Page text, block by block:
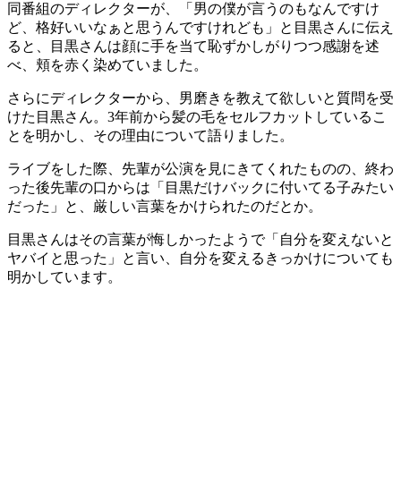
同番組のディレクターが、「男の僕が言うのもなんですけ
ど、格好いいなぁと思うんですけれども」と目黒さんに伝え
ると、目黒さんは顔に手を当て恥ずかしがりつつ感謝を述
べ、頬を赤く染めていました。
さらにディレクターから、男磨きを教えて欲しいと質問を受
けた目黒さん。3年前から髪の毛をセルフカットしているこ
とを明かし、その理由について語りました。
ライブをした際、先輩が公演を見にきてくれたものの、終わ
った後先輩の口からは「目黒だけバックに付いてる子みたい
だった」と、厳しい言葉をかけられたのだとか。
目黒さんはその言葉が悔しかったようで「自分を変えないと
ヤバイと思った」と言い、自分を変えるきっかけについても
明かしています。